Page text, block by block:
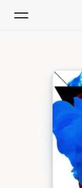
新着おすすめ
ラジオ